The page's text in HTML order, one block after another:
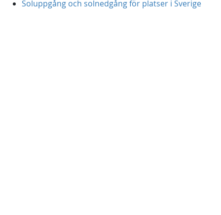
Soluppgång och solnedgång för platser i Sverige